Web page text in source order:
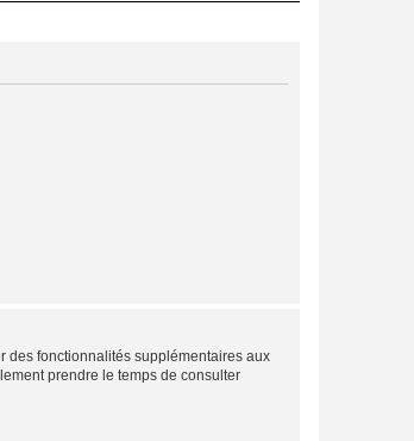
des fonctionnalités supplémentaires aux
prendre le temps de consulter